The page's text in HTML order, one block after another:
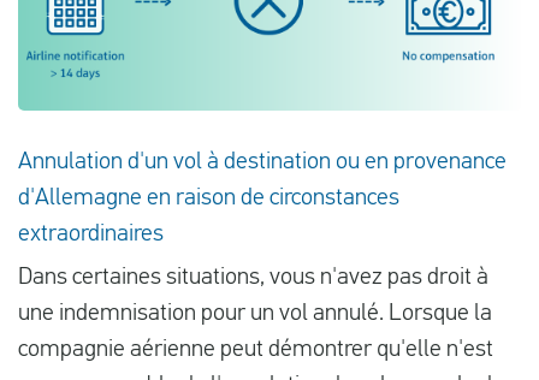
Annulation d'un vol à destination ou en provenance
d'Allemagne en raison de circonstances
extraordinaires
Dans certaines situations, vous n'avez pas droit à
une indemnisation pour un vol annulé. Lorsque la
compagnie aérienne peut démontrer qu'elle n'est